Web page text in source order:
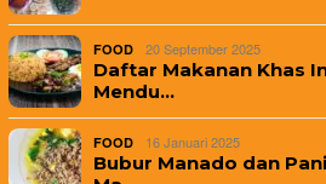
FOOD 20 September 2025
Daftar Makanan Khas
Mendu…
FOOD 16 Januari 2025
Bubur Manado dan